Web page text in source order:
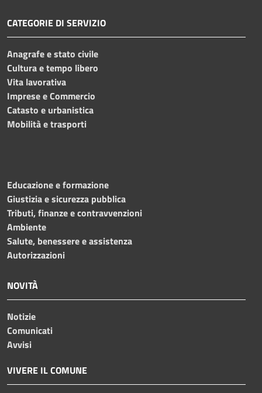
CATEGORIE DI SERVIZIO
Anagrafe e stato civile
Cultura e tempo libero
Vita lavorativa
Imprese e Commercio
Catasto e urbanistica
Mobilità e trasporti
Educazione e formazione
Giustizia e sicurezza pubblica
Tributi, finanze e contravvenzioni
Ambiente
Salute, benessere e assistenza
Autorizzazioni
NOVITÀ
Notizie
Comunicati
Avvisi
VIVERE IL COMUNE